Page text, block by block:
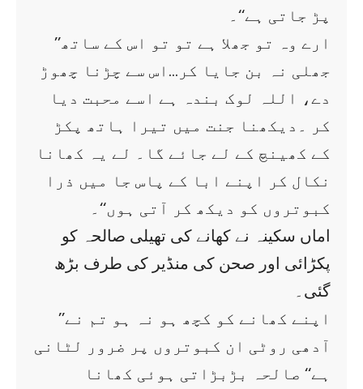
پڑ جاتی ہے‘‘۔
’’ارے وہ تو جھلا ہے تو تو اس کے ساتھ
جھلی نہ بن جایا کر…اس سے چڑنا چھوڑ
دے، اللہ لوک بندہ ہے اسے محبت دیا
کر ۔دیکھنا جنت میں تیرا ہاتھ پکڑ
کے کھینچ کے لے جائے گا۔ لے یہ کھانا
نکال کر اپنے ابا کے پاس جا میں ذرا
کبوتروں کو دیکھ کر آتی ہوں‘‘۔
اماں سکینہ نے کھانے کی تھیلی صالحہ کو
پکڑائی اور صحن کی منڈیر کی طرف بڑھ
گئی۔
’’اپنے کھانے کو کچھ ہو نہ ہو تم نے
آدھی روٹی ان کبوتروں پر ضرور لٹانی
ہے‘‘ صالحہ بڑبڑاتی ہوئی کھانا